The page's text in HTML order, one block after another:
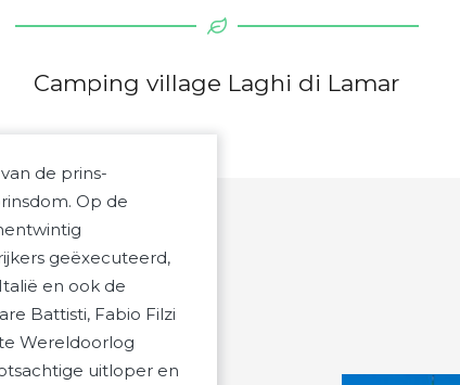
Camping village Laghi di Lamar
de prins-
Op de
geëxecuteerd,
en ook de
Battisti, Fabio Filzi
Wereldoorlog
uitloper en